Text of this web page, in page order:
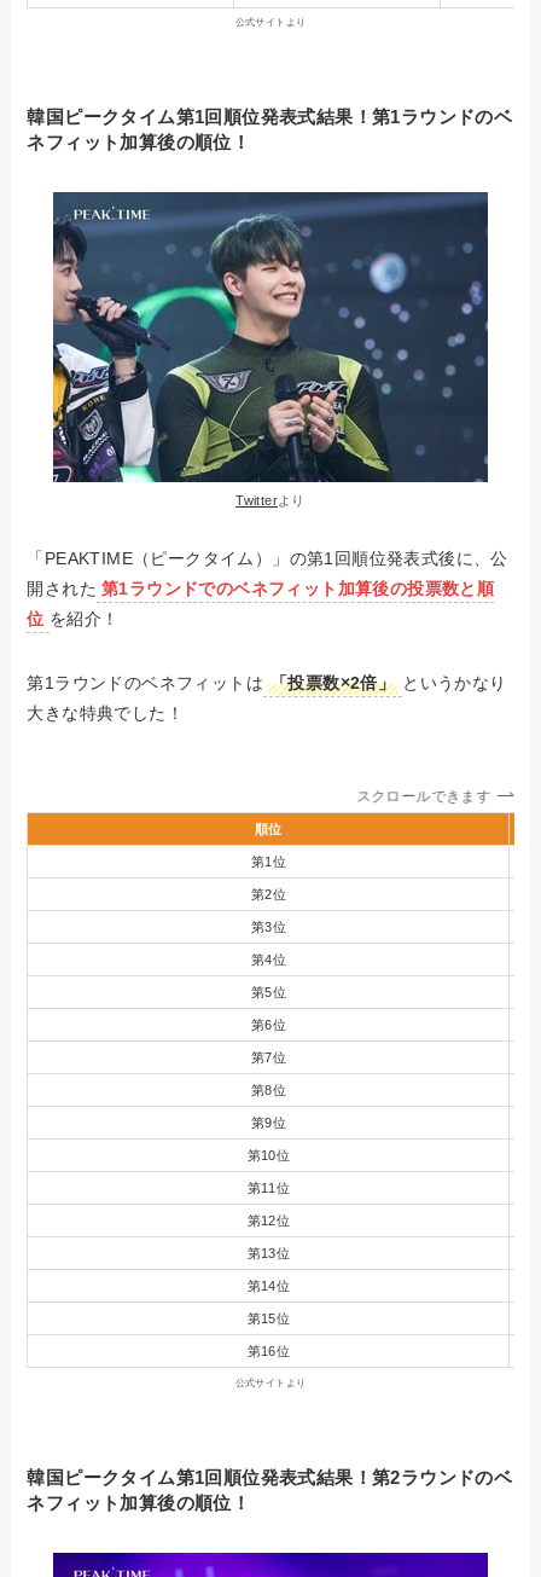
公式サイトより
韓国ピークタイム第1回順位発表式結果！第1ラウンドのベ
ネフィット加算後の順位！
Twitterより
「PEAKTIME（ピークタイム）」の第1回順位発表式後に、公
開された 第1ラウンドでのベネフィット加算後の投票数と順
位 を紹介！
第1ラウンドのベネフィットは 「投票数×2倍」 というかなり
大きな特典でした！
スクロールできます
順位
第1位
第2位
第3位
第4位
第5位
第6位
第7位
第8位
第9位
第10位
第11位
第12位
第13位
第14位
第15位
第16位
公式サイトより
韓国ピークタイム第1回順位発表式結果！第2ラウンドのベ
ネフィット加算後の順位！